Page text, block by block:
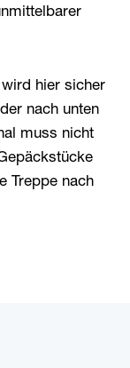
hier sicher
nach unten
muss nicht
Treppe nach